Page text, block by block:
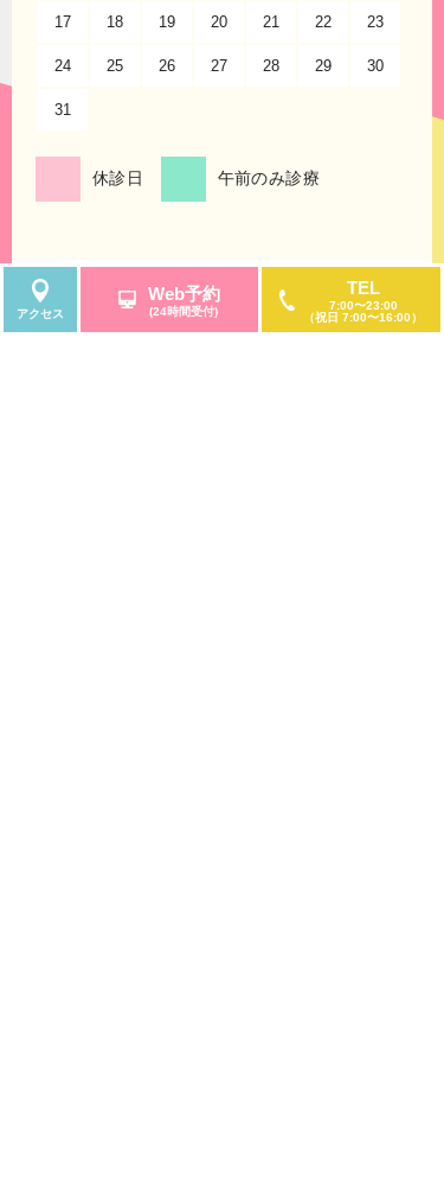
17 18 19 20 21 22 23
24 25 26 27 28 29 30
31
休診日 午前のみ診療
診療案内
うつ病・不安症・パニック症・不眠症の診療に対
当院は、うつ病や不安症・パニック症・不眠症、
つ病・女性のうつ病・仮面うつ病・自律神経失調
症、発達障害・ADHD、アスペルガー症候群、強
迫性障害、社交不安症、全般性不安障害、広場恐
療も行う、大人のための心療内科・メンタルクリ
ニック・精神科です。
アクセス
Web予約
(24時間受付)
TEL
7:00〜23:00
（祝日 7:00〜16:00）